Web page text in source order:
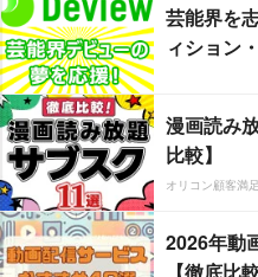
芸能界を
ィション
漫画読み
比較】
オリコン顧客満
2026年動